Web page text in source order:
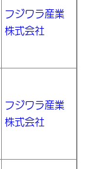
フジワラ産業
株式会社
フジワラ産業
株式会社